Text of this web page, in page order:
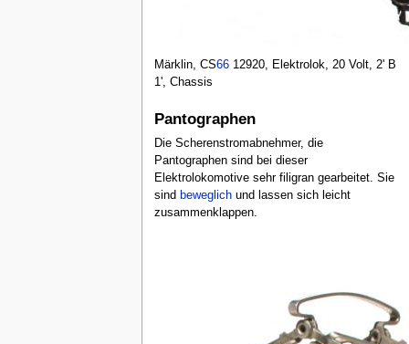
Märklin, CS6612920, Elektrolok, 20 Volt, 2' B
1', Chassis
Pantographen
Die Scherenstromabnehmer, die
Pantographen sind bei dieser
Elektrolokomotive sehr filigran gearbeitet. Sie
sind beweglichund lassen sich leicht
zusammenklappen.